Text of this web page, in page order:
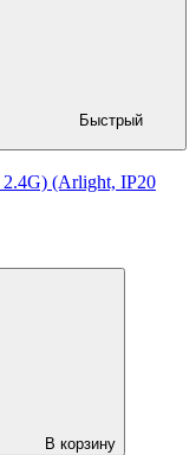
Быстрый
(Arlight, IP20
В корзину